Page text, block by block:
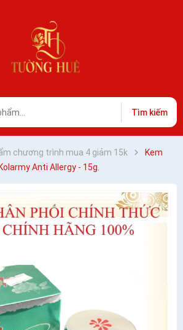
Tìm kiếm
chương trình mua 4 giảm 15k
Kem
Anti Allergy - 15g.